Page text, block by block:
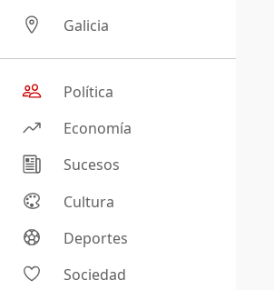
Galicia
Política
Economía
Sucesos
Cultura
Deportes
Sociedad